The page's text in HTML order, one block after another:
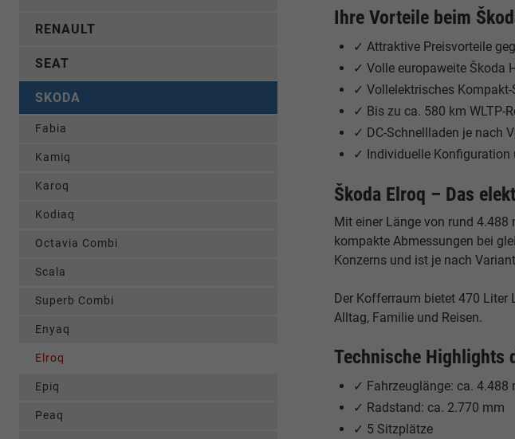
Ihre Vorteile beim
✓ Attraktive Preisvorteile
✓ Volle europaweite Škoda
✓ Vollelektrisches
✓ Bis zu ca. 580 km WLTP-
✓ DC-Schnellladen je nach
✓ Individuelle Konfiguration
Škoda Elroq – Das
Mit einer Länge von rund 4.488
kompakte Abmessungen bei
Konzerns und ist je nach
Der Kofferraum bietet 470 Liter
Alltag, Familie und Reisen.
Technische Highlights
✓ Fahrzeuglänge: ca. 4.488
✓ Radstand: ca. 2.770 mm
✓ 5 Sitzplätze
RENAULT
SEAT
SKODA
Fabia
Kamiq
Karoq
Kodiaq
Octavia Combi
Scala
Superb Combi
Enyaq
Elroq
Epiq
Peaq